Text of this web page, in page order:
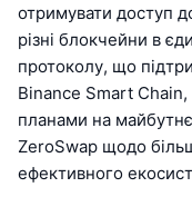
отримувати доступ
різні блокчейни в
протоколу, що
Binance Smart
планами на
ZeroSwap щодо
ефективного